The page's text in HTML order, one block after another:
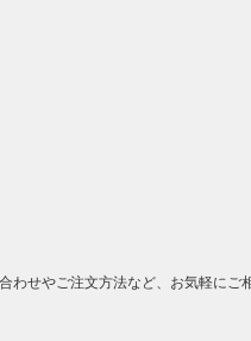
わせやご注文方法など、お気軽にご